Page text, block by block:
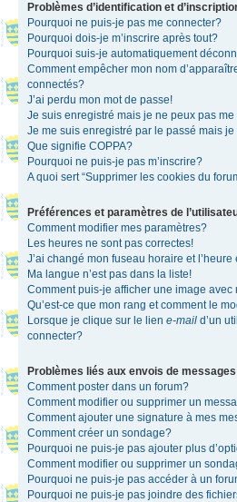
Problèmes d’identification et
Pourquoi ne puis-je pas me connecter?
Pourquoi dois-je m’inscrire après tout?
Pourquoi suis-je automatiquement
Comment empêcher mon nom
connectés?
J’ai perdu mon mot de passe!
Je suis enregistré mais je ne peux pas me
Je me suis enregistré par le passé mais
Que signifie COPPA?
Pourquoi ne puis-je pas m’inscrire?
A quoi sert “Supprimer les cookies du
Préférences et paramètres de
Comment modifier mes paramètres?
Les heures ne sont pas correctes!
J’ai changé mon fuseau horaire et
Ma langue n’est pas dans la liste!
Comment puis-je afficher une image avec
Qu’est-ce que mon rang et comment le
Lorsque je clique sur le lien e-mail d’un
connecter?
Problèmes liés aux envois de messages
Comment poster dans un forum?
Comment modifier ou supprimer un
Comment ajouter une signature à mes
Comment créer un sondage?
Pourquoi ne puis-je pas ajouter plus
Comment modifier ou supprimer un
Pourquoi ne puis-je pas accéder à un
Pourquoi ne puis-je pas joindre des